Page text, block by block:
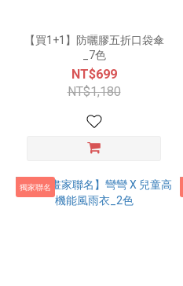
【買1+1】防曬膠五折口袋傘
_7色
NT$699
NT$1,180
獨家聯名